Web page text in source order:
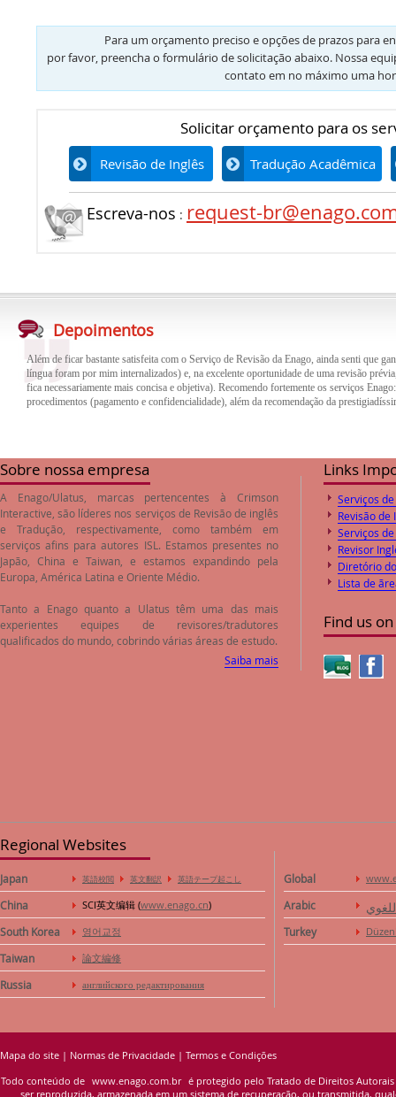
Para um orçamento preciso e opções de prazos para
por favor, preencha o formulário de solicitação abaixo. Nossa
contato em no máximo uma
Solicitar orçamento para os
Revisão de Inglês Tradução Acadêmica
Escreva-nos : request-
Depoimentos
Além de ficar bastante satisfeita com o Serviço de Revisão da Enago, ainda senti que
língua foram por mim internalizados) e, na excelente oportunidade de uma revisão
fica necessariamente mais concisa e objetiva). Recomendo fortemente os serviços
procedimentos (pagamento e confidencialidade), além da recomendação da
preços de revisão e correção são compatíveis com o valores de mercado.
Sobre nossa empresa
A Enago/Ulatus, marcas pertencentes à Crimson
Interactive, são líderes nos serviços de Revisão de inglês
e Tradução, respectivamente, como também em
serviços afins para autores ISL. Estamos presentes no
Japão, China e Taiwan, e estamos expandindo pela
Europa, América Latina e Oriente Médio.
Tanto a Enago quanto a Ulatus têm uma das mais
experientes equipes de revisores/tradutores
qualificados do mundo, cobrindo várias áreas de estudo.
Saiba mais
Links
Serviços
Revisão de
Serviços
Revisor
Diretório
Lista de
Find us on
Regional Websites
Japan 英語校閲 英文翻訳 英語テープ起こし
China SCI英文编辑 (www.enago.cn)
South Korea 영어교정
Taiwan 論文編修
Russia английского редактирования
Global
Arabic
Turkey
Mapa do site | Normas de Privacidade | Termos e Condições
Todo conteúdo de www.enago.com.br é protegido pelo Tratado de Direitos
ser reproduzida, armazenada em um sistema de recuperação, ou transmitida,